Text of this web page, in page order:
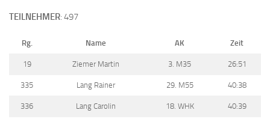
TEILNEHMER: 497
Rg. Name AK Zeit
19 Ziemer Martin 3. M35 26:51
335 Lang Rainer 29. M55 40:38
336 Lang Carolin 18. WHK 40:39